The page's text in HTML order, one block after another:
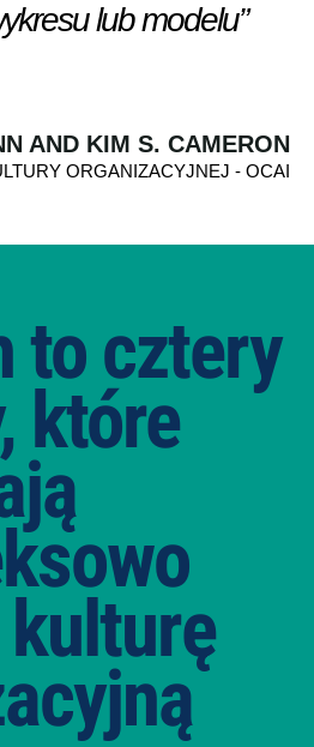
lub modelu”
AND KIM S. CAMERON
ORGANIZACYJNEJ - OCAI
to cztery
które